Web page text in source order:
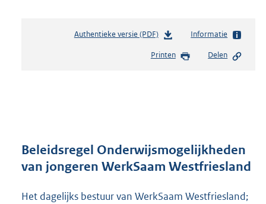
Authentieke versie (PDF)b
s
r
o
t
Informatie
Printen Delen
Beleidsregel Onderwijsmogelijkheden
van jongeren WerkSaam Westfriesland
Het dagelijks bestuur van WerkSaam Westfriesland;